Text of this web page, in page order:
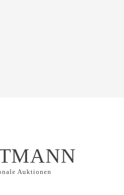
Auktionen